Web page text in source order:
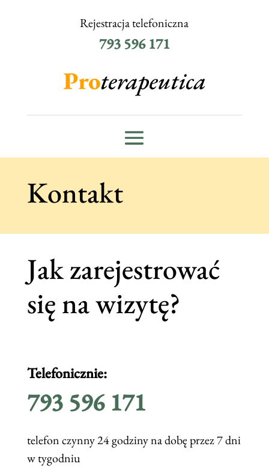
Rejestracja telefoniczna
793 596 171
Kontakt
Jak zarejestrować
się na wizytę?
Telefonicznie:
793 596 171
telefon czynny 24 godziny na dobę przez 7 dni
w tygodniu